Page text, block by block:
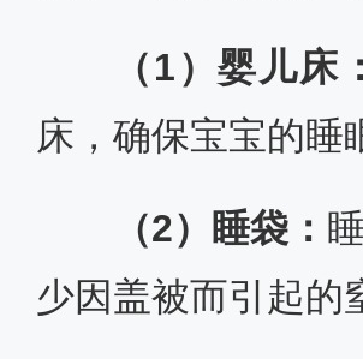
（1）婴儿床：
床，确保宝宝的睡
（2）睡袋：
少因盖被而引起的